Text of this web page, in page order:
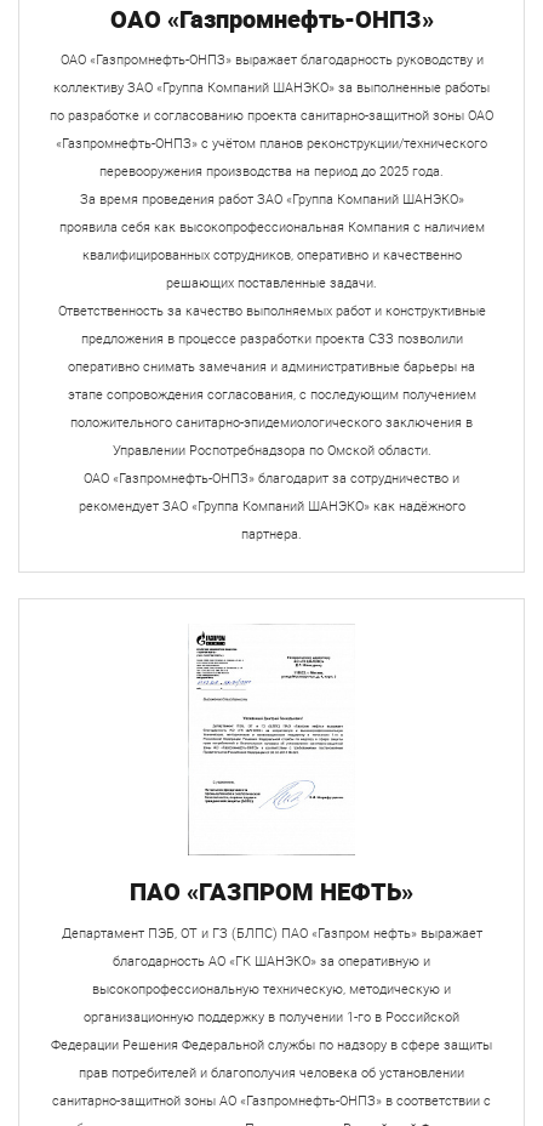
ОАО «Газпромнефть-ОНПЗ»
ОАО «Газпромнефть-ОНПЗ» выражает благодарность руководству и
коллективу ЗАО «Группа Компаний ШАНЭКО» за выполненные работы
по разработке и согласованию проекта санитарно-защитной зоны ОАО
«Газпромнефть-ОНПЗ» с учётом планов реконструкции/технического
перевооружения производства на период до 2025 года.
За время проведения работ ЗАО «Группа Компаний ШАНЭКО»
проявила себя как высокопрофессиональная Компания с наличием
квалифицированных сотрудников, оперативно и качественно
решающих поставленные задачи.
Ответственность за качество выполняемых работ и конструктивные
предложения в процессе разработки проекта СЗЗ позволили
оперативно снимать замечания и административные барьеры на
этапе сопровождения согласования, с последующим получением
положительного санитарно-эпидемиологического заключения в
Управлении Роспотребнадзора по Омской области.
ОАО «Газпромнефть-ОНПЗ» благодарит за сотрудничество и
рекомендует ЗАО «Группа Компаний ШАНЭКО» как надёжного
партнера.
ПАО «ГАЗПРОМ НЕФТЬ»
Департамент ПЭБ, ОТ и ГЗ (БЛПС) ПАО «Газпром нефть» выражает
благодарность АО «ГК ШАНЭКО» за оперативную и
высокопрофессиональную техническую, методическую и
организационную поддержку в получении 1-го в Российской
Федерации Решения Федеральной службы по надзору в сфере защиты
прав потребителей и благополучия человека об установлении
санитарно-защитной зоны АО «Газпромнефть-ОНПЗ» в соответствии с